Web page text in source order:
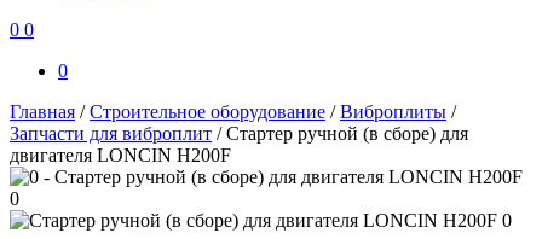
0 0
0
Главная /Строительное оборудование /Виброплиты /
Запчасти для виброплит /Стартер ручной (в сборе) для
двигателя LONCIN H200F